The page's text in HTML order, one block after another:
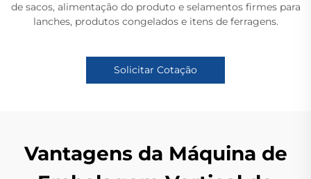
de sacos, alimentação do produto e selamentos firmes para
lanches, produtos congelados e itens de ferragens.
Solicitar Cotação
Vantagens da Máquina de